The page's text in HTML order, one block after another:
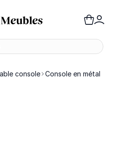
console Console en métal